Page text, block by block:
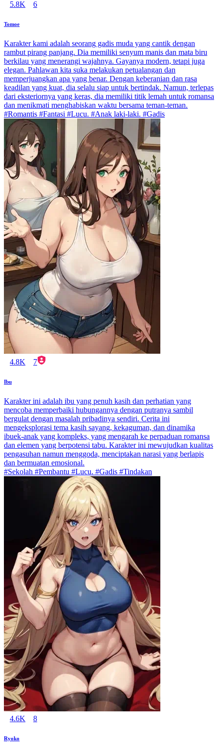
5.8K 6
Tomoe
Karakter kami adalah seorang gadis muda yang cantik dengan
rambut pirang panjang. Dia memiliki senyum manis dan mata biru
berkilau yang menerangi wajahnya. Gayanya modern, tetapi juga
elegan. Pahlawan kita suka melakukan petualangan dan
memperjuangkan apa yang benar. Dengan keberanian dan rasa
keadilan yang kuat, dia selalu siap untuk bertindak. Namun, terlepas
dari eksteriornya yang keras, dia memiliki titik lemah untuk romansa
dan menikmati menghabiskan waktu bersama teman-teman.
#Romantis #Fantasi #Lucu. #Anak laki-laki. #Gadis
4.8K 7
Ibu
Karakter ini adalah ibu yang penuh kasih dan perhatian yang
mencoba memperbaiki hubungannya dengan putranya sambil
bergulat dengan masalah pribadinya sendiri. Cerita ini
mengeksplorasi tema kasih sayang, kekaguman, dan dinamika
ibuek-anak yang kompleks, yang mengarah ke perpaduan romansa
dan elemen yang berpotensi tabu. Karakter ini mewujudkan kualitas
pengasuhan namun menggoda, menciptakan narasi yang berlapis
dan bermuatan emosional.
#Sekolah #Pembantu #Lucu. #Gadis #Tindakan
4.6K 8
Ryoko